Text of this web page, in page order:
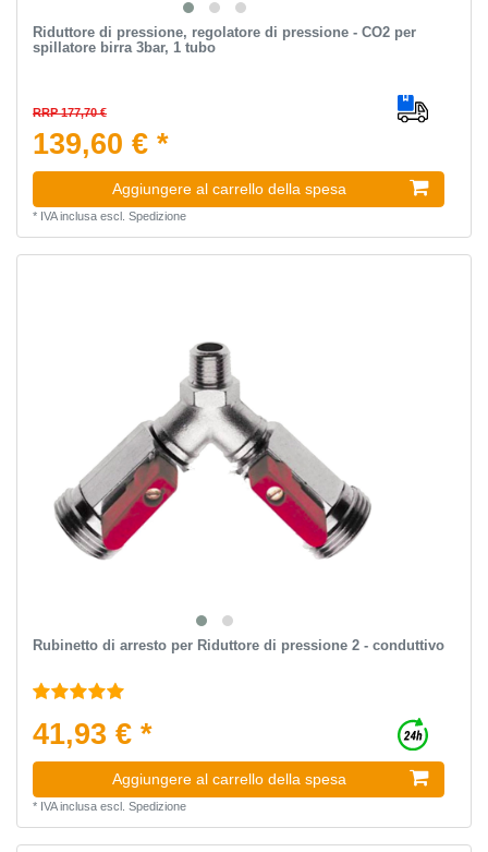
Riduttore di pressione, regolatore di pressione - CO2 per
spillatore birra 3bar, 1 tubo
RRP 177,70 €
139,60 € *
Aggiungere al carrello della spesa
* IVA inclusaescl. Spedizione
Rubinetto di arresto per Riduttore di pressione 2 - conduttivo
41,93 € *
Aggiungere al carrello della spesa
* IVA inclusaescl. Spedizione